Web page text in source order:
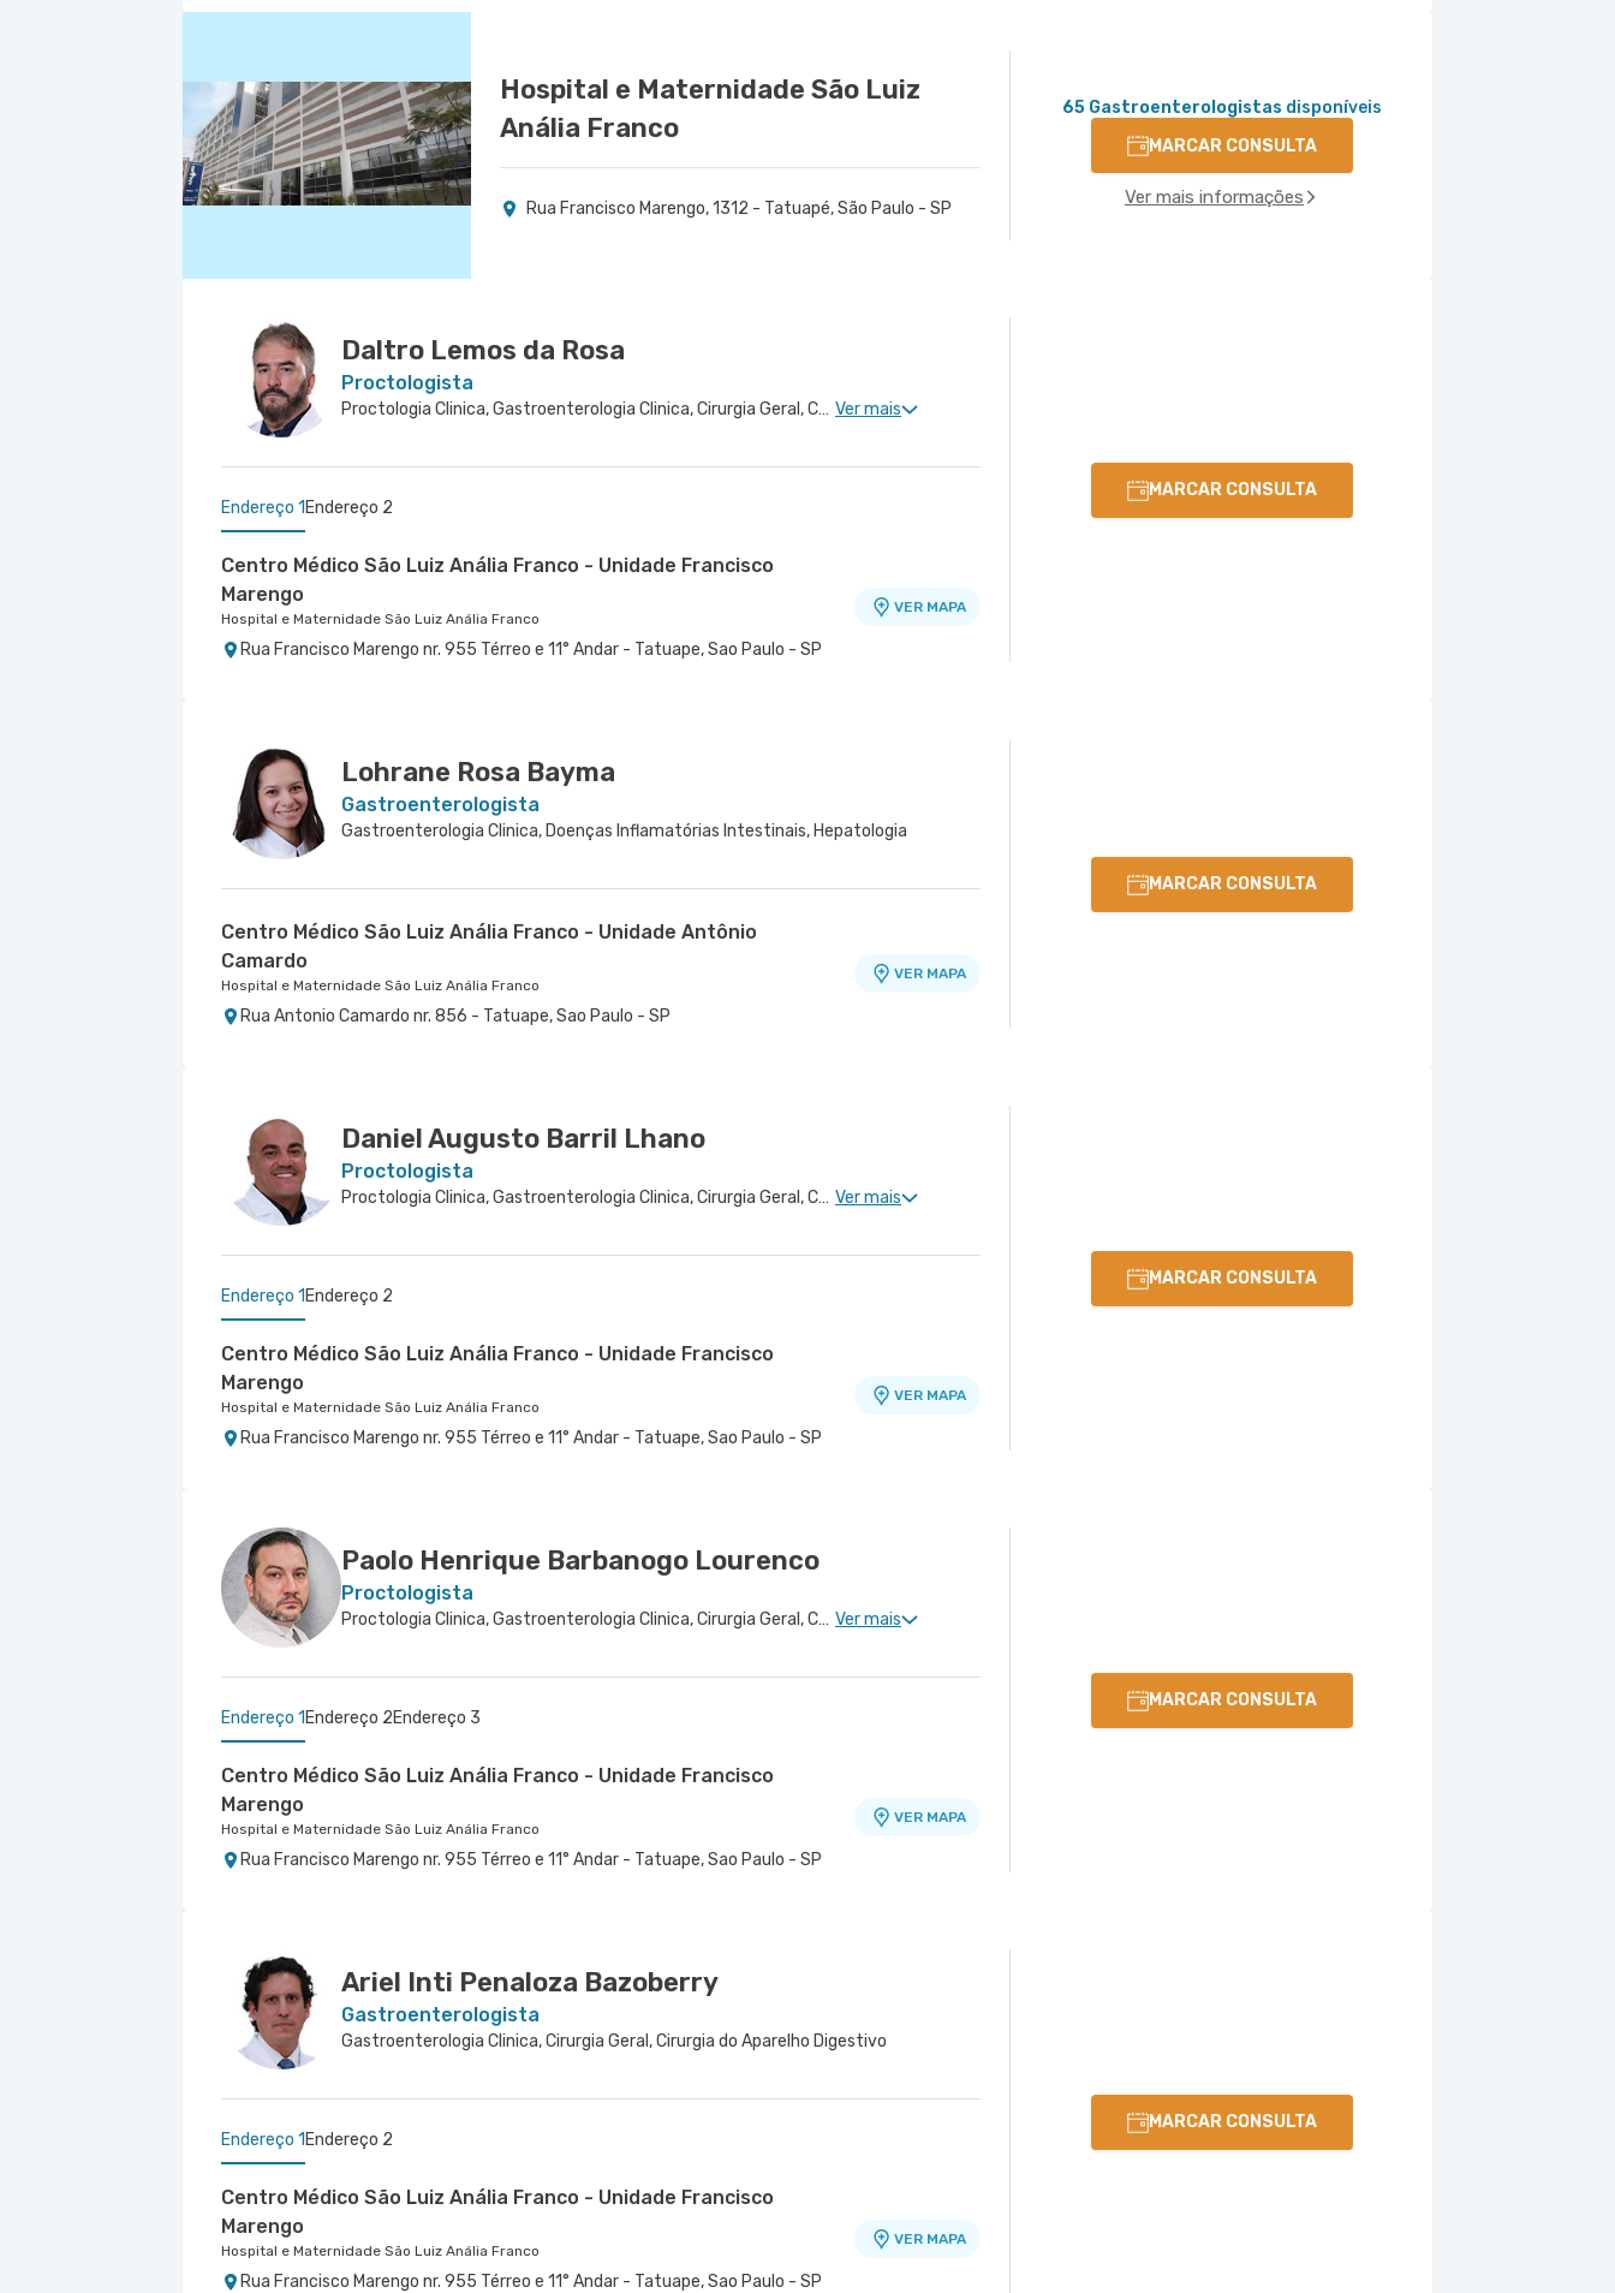
Hospital Villa Lobos
Hospital e Maternidade São Luiz São Caetano
Hospital e Maternidade São Luiz
Anália Franco
Rua Francisco Marengo, 1312 - Tatuapé, São Paulo - SP
65 Gastroenterologistas disponíveis
MARCAR CONSULTA
Ver mais informações
Daltro Lemos da Rosa
Proctologista
Proctologia Clinica, Gastroenterologia Clinica, Cirurgia Geral, Cirurgia Bariátrica, Cirurgia do Aparelho Digestivo, Cirurgia Oncologia do Peritônio, Doenças Inflamatórias Intestinais, Cirurgia de Fígado, Cirurgia Oncológica, Cirurgia Oncológica do Aparelho Digestivo Ver mais
MARCAR CONSULTA
Endereço 1 Endereço 2
Centro Médico São Luiz Anália Franco - Unidade Francisco
Marengo
Hospital e Maternidade São Luiz Anália Franco
Rua Francisco Marengo nr. 955 Térreo e 11° Andar - Tatuape, Sao Paulo - SP
VER MAPA
Lohrane Rosa Bayma
Gastroenterologista
Gastroenterologia Clinica, Doenças Inflamatórias Intestinais, Hepatologia
MARCAR CONSULTA
Centro Médico São Luiz Anália Franco - Unidade Antônio
Camardo
Hospital e Maternidade São Luiz Anália Franco
Rua Antonio Camardo nr. 856 - Tatuape, Sao Paulo - SP
VER MAPA
Daniel Augusto Barril Lhano
Proctologista
Proctologia Clinica, Gastroenterologia Clinica, Cirurgia Geral, Cirurgia Bariátrica, Cirurgia do Aparelho Digestivo Ver mais
MARCAR CONSULTA
Endereço 1 Endereço 2
Centro Médico São Luiz Anália Franco - Unidade Francisco
Marengo
Hospital e Maternidade São Luiz Anália Franco
Rua Francisco Marengo nr. 955 Térreo e 11° Andar - Tatuape, Sao Paulo - SP
VER MAPA
Avenida Alvaro Ramos nr. 896 6º Andar - Quarta Parada, Sao Paulo - SP
Paolo Henrique Barbanogo Lourenco
Proctologista
Proctologia Clinica, Gastroenterologia Clinica, Cirurgia Geral, Cirurgia do Aparelho Digestivo Ver mais
MARCAR CONSULTA
Endereço 1 Endereço 2Endereço 3
Centro Médico São Luiz Anália Franco - Unidade Francisco
Marengo
Hospital e Maternidade São Luiz Anália Franco
Rua Francisco Marengo nr. 955 Térreo e 11° Andar - Tatuape, Sao Paulo - SP
VER MAPA
Ariel Inti Penaloza Bazoberry
Gastroenterologista
Gastroenterologia Clinica, Cirurgia Geral, Cirurgia do Aparelho Digestivo
MARCAR CONSULTA
Endereço 1 Endereço 2
Centro Médico São Luiz Anália Franco - Unidade Francisco
Marengo
Hospital e Maternidade São Luiz Anália Franco
Rua Francisco Marengo nr. 955 Térreo e 11° Andar - Tatuape, Sao Paulo - SP
VER MAPA